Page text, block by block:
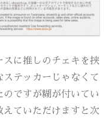
スに推しのチェキを挟
テッカーじゃなくて
ですが糊が付いてい
ていただけますと次